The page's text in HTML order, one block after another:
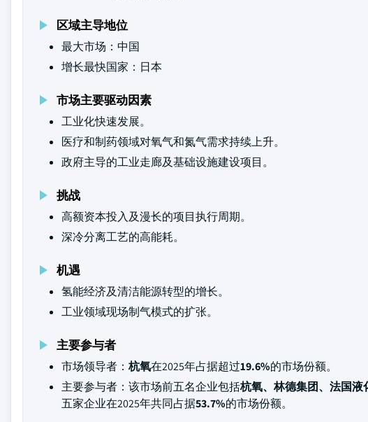
区域主导地位
最大市场：中国
增长最快国家：日本
市场主要驱动因素
工业化快速发展。
医疗和制药领域对氧气和氮气需求持续上升。
政府主导的工业走廊及基础设施建设项目。
挑战
高额资本投入及漫长的项目执行周期。
深冷分离工艺的高能耗。
机遇
氢能经济及清洁能源转型的增长。
工业领域现场制气模式的扩张。
主要参与者
市场领导者： 杭氧在2025年占据超过19.6%的市场份额。
主要参与者：该市场前五名企业包括杭氧、林德集团、法国液
五家企业在2025年共同占据53.7%的市场份额。